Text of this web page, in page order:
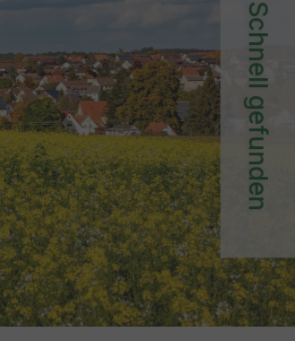
Schnell gefunden